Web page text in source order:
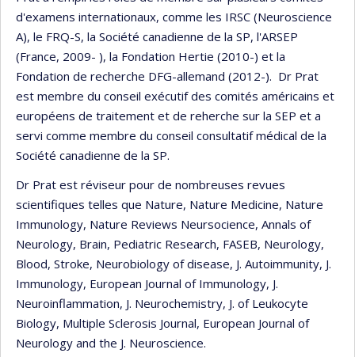
d'examens internationaux, comme les IRSC (Neuroscience
A), le FRQ-S, la Société canadienne de la SP, l'ARSEP
(France, 2009- ), la Fondation Hertie (2010-) et la
Fondation de recherche DFG-allemand (2012-). Dr Prat
est membre du conseil exécutif des comités américains et
européens de traitement et de reherche sur la SEP et a
servi comme membre du conseil consultatif médical de la
Société canadienne de la SP.
Dr Prat est réviseur pour de nombreuses revues
scientifiques telles que Nature, Nature Medicine, Nature
Immunology, Nature Reviews Neursocience, Annals of
Neurology, Brain, Pediatric Research, FASEB, Neurology,
Blood, Stroke, Neurobiology of disease, J. Autoimmunity, J.
Immunology, European Journal of Immunology, J.
Neuroinflammation, J. Neurochemistry, J. of Leukocyte
Biology, Multiple Sclerosis Journal, European Journal of
Neurology and the J. Neuroscience.